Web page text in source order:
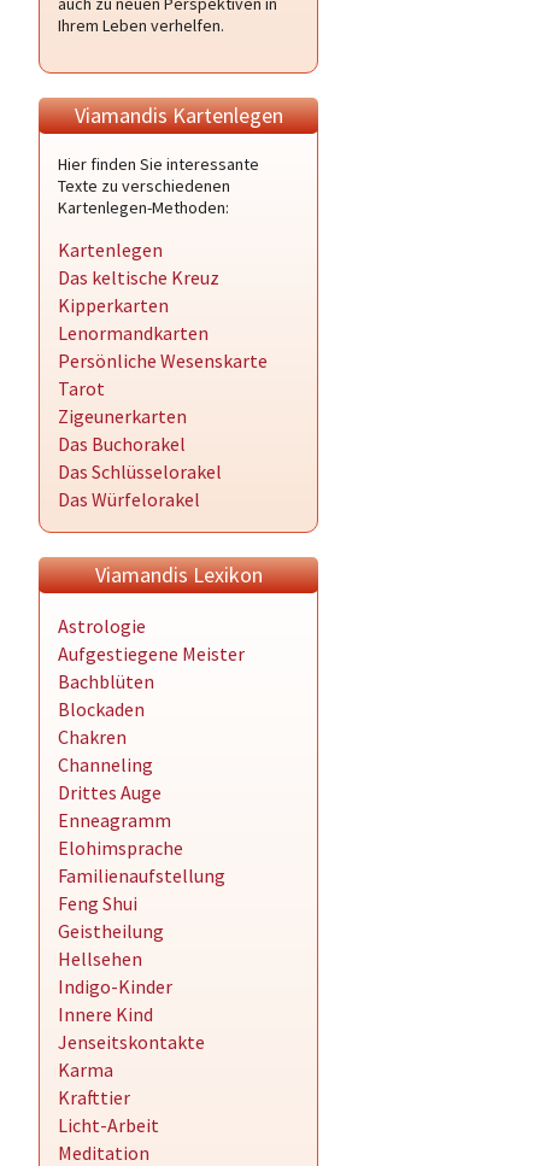
Ihrem Leben verhelfen.
Viamandis Kartenlegen
Hier finden Sie interessante
Texte zu verschiedenen
Kartenlegen-Methoden:
Kartenlegen
Das keltische Kreuz
Kipperkarten
Lenormandkarten
Persönliche Wesenskarte
Tarot
Zigeunerkarten
Das Buchorakel
Das Schlüsselorakel
Das Würfelorakel
Viamandis Lexikon
Astrologie
Aufgestiegene Meister
Bachblüten
Blockaden
Chakren
Channeling
Drittes Auge
Enneagramm
Elohimsprache
Familienaufstellung
Feng Shui
Geistheilung
Hellsehen
Indigo-Kinder
Innere Kind
Jenseitskontakte
Karma
Krafttier
Licht-Arbeit
Meditation